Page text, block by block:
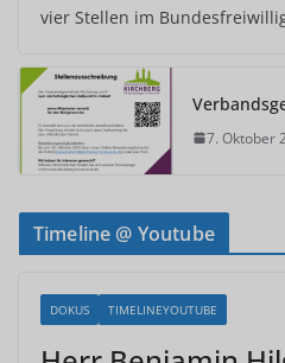
vier Stellen im
7. Oktober
Timeline @ Youtube
DOKUS TIMELINEYOUTUBE